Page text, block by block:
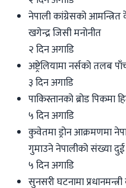
नेपाली कांग्रेसको
खगेन्द्र जिसी मनोनीत
२ दिन अगाडि
अष्ट्रेलियामा नर्सको तलब
३ दिन अगाडि
पाकिस्तानको ब्रोड पिकमा
५ दिन अगाडि
कुवेतमा ड्रोन आक्रमणमा
गुमाउने नेपालीको संख्या दुई
५ दिन अगाडि
सुनसरी घटनामा